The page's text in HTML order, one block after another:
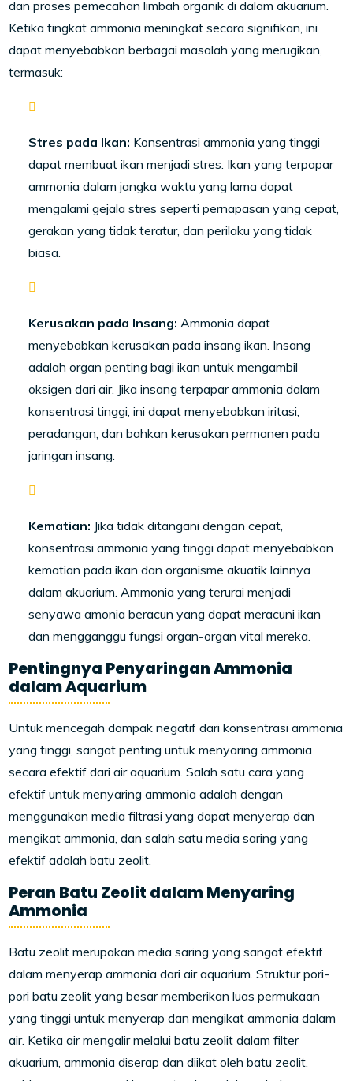
dan proses pemecahan limbah organik di dalam akuarium.
Ketika tingkat ammonia meningkat secara signifikan, ini
dapat menyebabkan berbagai masalah yang merugikan,
termasuk:
Stres pada Ikan: Konsentrasi ammonia yang tinggi
dapat membuat ikan menjadi stres. Ikan yang terpapar
ammonia dalam jangka waktu yang lama dapat
mengalami gejala stres seperti pernapasan yang cepat,
gerakan yang tidak teratur, dan perilaku yang tidak
biasa.
Kerusakan pada Insang: Ammonia dapat
menyebabkan kerusakan pada insang ikan. Insang
adalah organ penting bagi ikan untuk mengambil
oksigen dari air. Jika insang terpapar ammonia dalam
konsentrasi tinggi, ini dapat menyebabkan iritasi,
peradangan, dan bahkan kerusakan permanen pada
jaringan insang.
Kematian: Jika tidak ditangani dengan cepat,
konsentrasi ammonia yang tinggi dapat menyebabkan
kematian pada ikan dan organisme akuatik lainnya
dalam akuarium. Ammonia yang terurai menjadi
senyawa amonia beracun yang dapat meracuni ikan
dan mengganggu fungsi organ-organ vital mereka.
Pentingnya Penyaringan Ammonia
dalam Aquarium
Untuk mencegah dampak negatif dari konsentrasi ammonia
yang tinggi, sangat penting untuk menyaring ammonia
secara efektif dari air aquarium. Salah satu cara yang
efektif untuk menyaring ammonia adalah dengan
menggunakan media filtrasi yang dapat menyerap dan
mengikat ammonia, dan salah satu media saring yang
efektif adalah batu zeolit.
Peran Batu Zeolit dalam Menyaring
Ammonia
Batu zeolit merupakan media saring yang sangat efektif
dalam menyerap ammonia dari air aquarium. Struktur pori-
pori batu zeolit yang besar memberikan luas permukaan
yang tinggi untuk menyerap dan mengikat ammonia dalam
air. Ketika air mengalir melalui batu zeolit dalam filter
akuarium, ammonia diserap dan diikat oleh batu zeolit,